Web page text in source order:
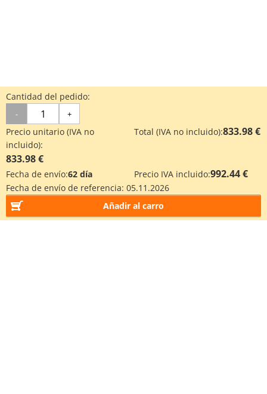
Cantidad del pedido:
- +
Precio unitario (IVA no
incluido):
833.98 €
Total (IVA no incluido):833.98 €
Fecha de envío:62 día Precio IVA incluido:992.44 €
Fecha de envío de referencia: 05.11.2026
Añadir al carro